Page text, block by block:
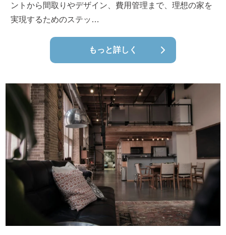
ントから間取りやデザイン、費用管理まで、理想の家を
実現するためのステッ…
もっと詳しく